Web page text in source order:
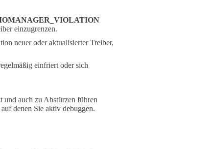
einzugrenzen.
neuer oder aktualisierter Treiber,
einfriert oder sich
und auch zu Abstürzen führen
denen Sie aktiv debuggen.